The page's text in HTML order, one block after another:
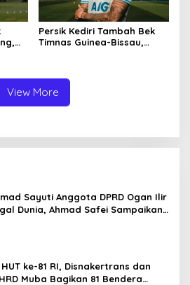
Persik Kediri Tambah Bek
Timnas Guinea-Bissau,
View More
Sayuti Anggota DPRD Ogan Ilir
Dunia, Ahmad Safei Sampaikan
ke-81 RI, Disnakertrans dan
Muba Bagikan 81 Bendera